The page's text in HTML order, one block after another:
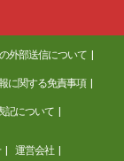
外部送信について
に関する免責事項
記について
運営会社